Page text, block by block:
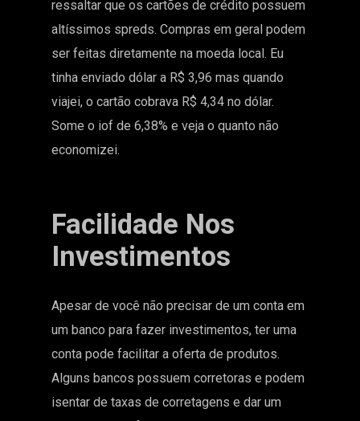
ressaltar que os cartões de crédito possuem
altíssimos spreds. Compras em geral podem
ser feitas diretamente na moeda local. Eu
tinha enviado dólar a R$ 3,96 mas quando
viajei, o cartão cobrava R$ 4,34 no dólar.
Some o iof de 6,38% e veja o quanto não
economizei.
Facilidade Nos
Investimentos
Apesar de você não precisar de um conta em
um banco para fazer investimentos, ter uma
conta pode facilitar a oferta de produtos.
Alguns bancos possuem corretoras e podem
isentar de taxas de corretagens e dar um